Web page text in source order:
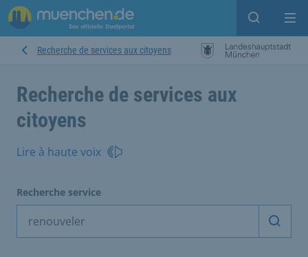
Open
Recherche de services aux citoyens
Recherche de services aux
citoyens
Lire à haute voix
Recherche service